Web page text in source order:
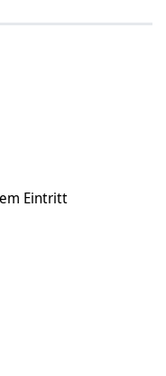
Eintritt